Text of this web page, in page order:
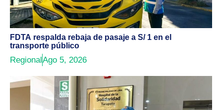
FDTA respalda rebaja de pasaje a S/ 1 en el
transporte público
RegionalAgo 5, 2026